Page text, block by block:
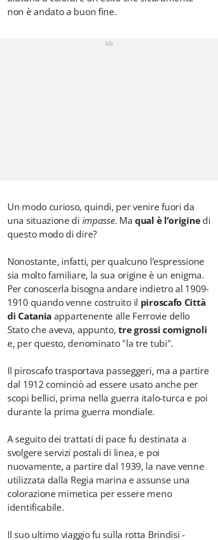
non è andato a buon fine.
Adv
Un modo curioso, quindi, per venire fuori da
una situazione di impasse. Maqual è l’originedi
questo modo di dire?
Nonostante, infatti, per qualcuno l’espressione
sia molto familiare, la sua origine è un enigma.
Per conoscerla bisogna andare indietro al 1909-
1910 quando venne costruito il piroscafo Città
di Catania appartenente alle Ferrovie dello
Stato che aveva, appunto,tre grossi comignoli
e, per questo, denominato "la tre tubi".
Il piroscafo trasportava passeggeri, ma a partire
dal 1912 cominciò ad essere usato anche per
scopi bellici, prima nella guerra italo-turca e poi
durante la prima guerra mondiale.
A seguito dei trattati di pace fu destinata a
svolgere servizi postali di linea, e poi
nuovamente, a partire dal 1939, la nave venne
utilizzata dalla Regia marina e assunse una
colorazione mimetica per essere meno
identificabile.
Il suo ultimo viaggio fu sulla rotta Brindisi -